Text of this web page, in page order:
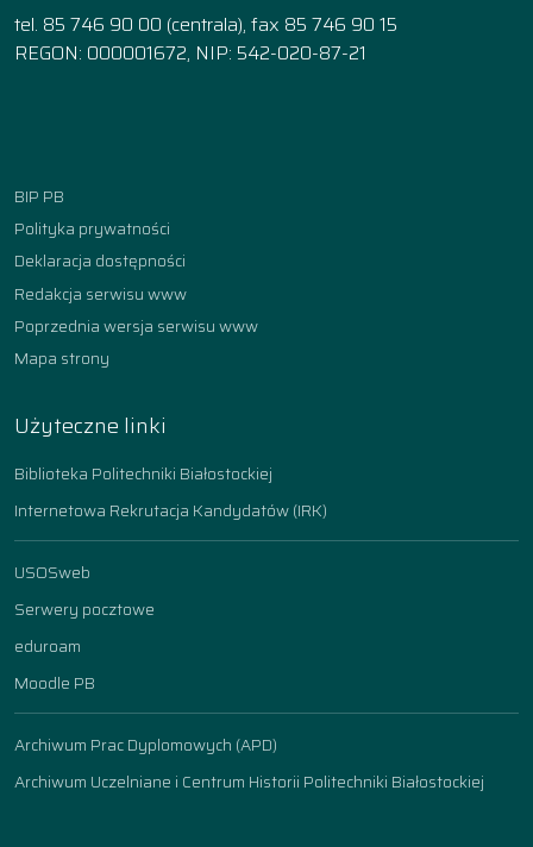
tel. 85 746 90 00 (centrala), fax 85 746 90 15
REGON: 000001672, NIP: 542-020-87-21
BIP PB
Polityka prywatności
Deklaracja dostępności
Redakcja serwisu www
Poprzednia wersja serwisu www
Mapa strony
Użyteczne linki
Biblioteka Politechniki Białostockiej
Internetowa Rekrutacja Kandydatów (IRK)
USOSweb
Serwery pocztowe
eduroam
Moodle PB
Archiwum Prac Dyplomowych (APD)
Archiwum Uczelniane i Centrum Historii Politechniki Białostockiej